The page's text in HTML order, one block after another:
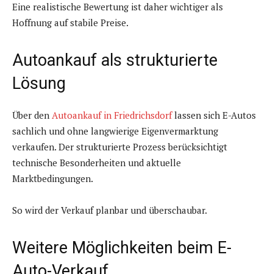
Eine realistische Bewertung ist daher wichtiger als
Hoffnung auf stabile Preise.
Autoankauf als strukturierte
Lösung
Über den Autoankauf in Friedrichsdorflassen sich E-Autos
sachlich und ohne langwierige Eigenvermarktung
verkaufen. Der strukturierte Prozess berücksichtigt
technische Besonderheiten und aktuelle
Marktbedingungen.
So wird der Verkauf planbar und überschaubar.
Weitere Möglichkeiten beim E-